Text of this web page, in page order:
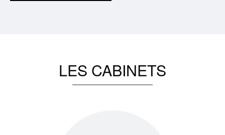
LES CABINETS